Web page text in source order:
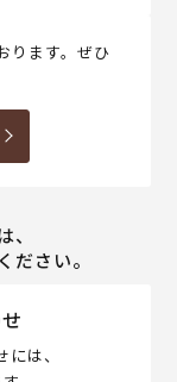
ります。ぜひ
ださい。
は、